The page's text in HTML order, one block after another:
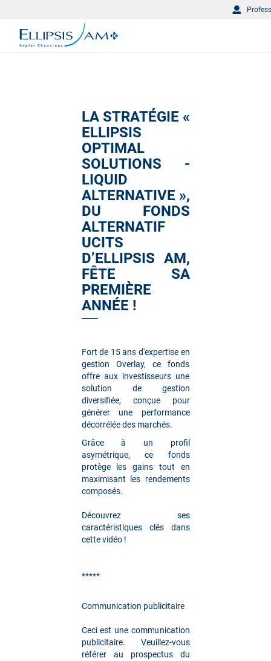
LA STRATÉGIE «
ELLIPSIS
OPTIMAL
SOLUTIONS -
LIQUID
ALTERNATIVE »,
DU FONDS
ALTERNATIF
UCITS
D’ELLIPSIS AM,
FÊTE SA
PREMIÈRE
ANNÉE !
Fort de 15 ans d'expertise en
gestion Overlay, ce fonds
offre aux investisseurs une
solution de gestion
diversifiée, conçue pour
générer une performance
décorrélée des marchés.
Grâce à un profil
asymétrique, ce fonds
protège les gains tout en
maximisant les rendements
composés.
Découvrez ses
caractéristiques clés dans
cette vidéo !
*****
Communication publicitaire
Ceci est une communication
publicitaire. Veuillez-vous
référer au prospectus du